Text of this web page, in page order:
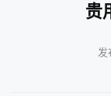
贵
发